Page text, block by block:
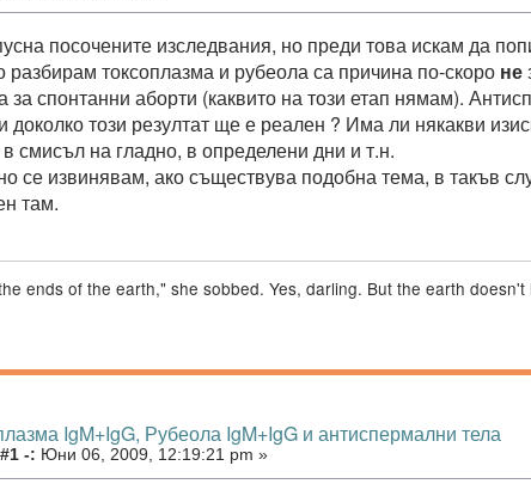
посочените изследвания, но преди това искам да
разбирам токсоплазма и рубеола са причина по-скоро не
за спонтанни аборти (каквито на този етап нямам).
доколко този резултат ще е реален ? Има ли някакви
смисъл на гладно, в определени дни и т.н.
се извинявам, ако съществува подобна тема, в такъв
там.
ends of the earth," she sobbed. Yes, darling. But the earth
IgM+IgG, Рубеола IgM+IgG и антиспермални тела
-: Юни 06, 2009, 12:19:21 pm »